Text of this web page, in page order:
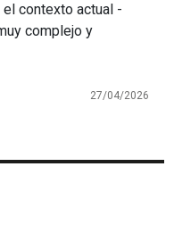
contexto actual -
complejo y
27/04/2026